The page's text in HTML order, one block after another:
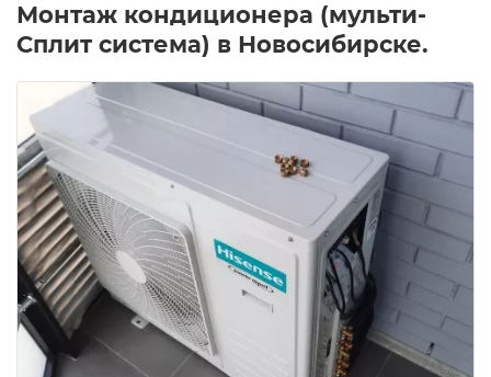
Монтаж кондиционера (мульти-
Сплит система) в Новосибирске.